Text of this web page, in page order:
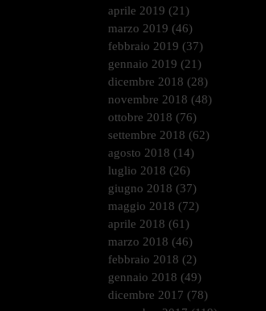
aprile 2019 (21)
marzo 2019 (46)
febbraio 2019 (37)
gennaio 2019 (21)
dicembre 2018 (28)
novembre 2018 (48)
ottobre 2018 (76)
settembre 2018 (62)
agosto 2018 (14)
luglio 2018 (26)
giugno 2018 (37)
maggio 2018 (72)
aprile 2018 (61)
marzo 2018 (46)
febbraio 2018 (2)
gennaio 2018 (49)
dicembre 2017 (78)